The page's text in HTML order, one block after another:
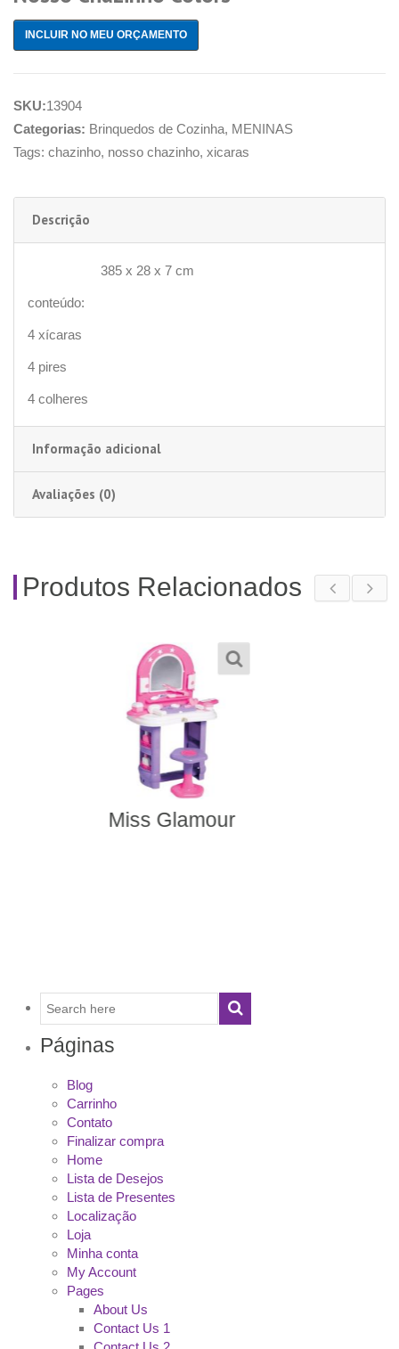
INCLUIR NO MEU ORÇAMENTO
SKU:13904
Categorias: Brinquedos de Cozinha, MENINAS
Tags: chazinho, nosso chazinho, xicaras
Descrição
385 x 28 x 7 cm
conteúdo:
4 xícaras
4 pires
4 colheres
Informação adicional
Avaliações (0)
Produtos Relacionados
Máquina de Suco e
Páginas
Blog
Carrinho
Contato
Finalizar compra
Home
Lista de Desejos
Lista de Presentes
Localização
Loja
Minha conta
My Account
Pages
About Us
Contact Us 1